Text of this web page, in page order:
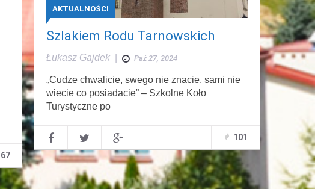
67
AKTUALNOŚCI
Szlakiem Rodu Tarnowskich
Łukasz Gajdek Paź 27, 2024
„Cudze chwalicie, swego nie znacie, sami nie
wiecie co posiadacie” – Szkolne Koło
Turystyczne po
101